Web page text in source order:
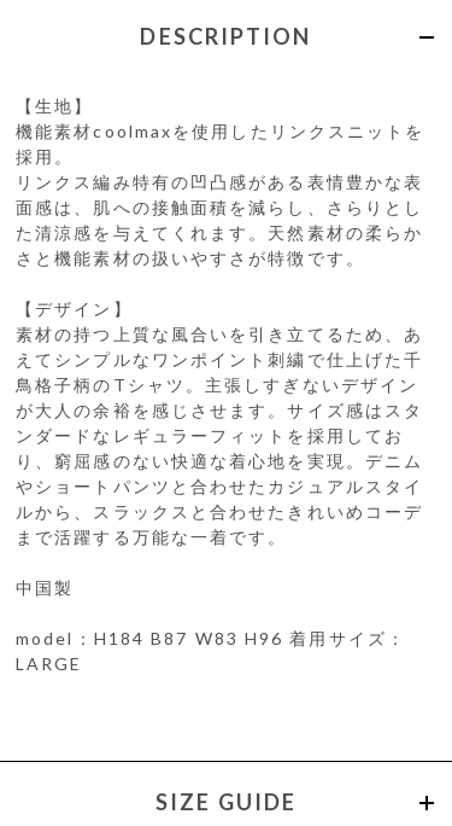
DESCRIPTION
【生地】
機能素材coolmaxを使用したリンクスニットを
採用。
リンクス編み特有の凹凸感がある表情豊かな表
面感は、肌への接触面積を減らし、さらりとし
た清涼感を与えてくれます。天然素材の柔らか
さと機能素材の扱いやすさが特徴です。
【デザイン】
素材の持つ上質な風合いを引き立てるため、あ
えてシンプルなワンポイント刺繍で仕上げた千
鳥格子柄のTシャツ。主張しすぎないデザイン
が大人の余裕を感じさせます。サイズ感はスタ
ンダードなレギュラーフィットを採用してお
り、窮屈感のない快適な着心地を実現。デニム
やショートパンツと合わせたカジュアルスタイ
ルから、スラックスと合わせたきれいめコーデ
まで活躍する万能な一着です。
中国製
model：H184 B87 W83 H96 着用サイズ：
LARGE
SIZE GUIDE